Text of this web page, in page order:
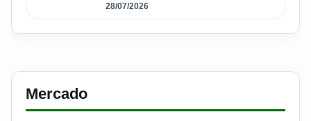
28/07/2026
Mercado